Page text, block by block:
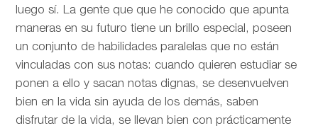
luego sí. La gente que que he conocido que apunta
maneras en su futuro tiene un brillo especial, poseen
un conjunto de habilidades paralelas que no están
vinculadas con sus notas: cuando quieren estudiar se
ponen a ello y sacan notas dignas, se desenvuelven
bien en la vida sin ayuda de los demás, saben
disfrutar de la vida, se llevan bien con prácticamente